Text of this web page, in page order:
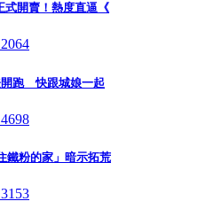
式開賣！熱度直逼《
開跑 快跟城娘一起
鐵粉的家」暗示拓荒